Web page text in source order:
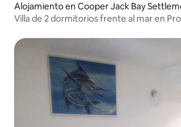
Alojamiento en Cooper Jack Bay
Villa de 2 dormitorios frente al mar en